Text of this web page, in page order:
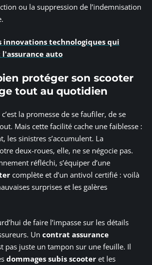
ou la suppression de l’indemnisation
innovations technologiques qui
auto
protéger son scooter
tout au quotidien
la promesse de se faufiler, de se
Mais cette facilité cache une faiblesse :
les sinistres s’accumulent. La
deux-roues, elle, ne se négocie pas.
réfléchi, s’équiper d’une
complète et d’un antivol certifié : voilà
surprises et les galères
de faire l’impasse sur les détails
Un contrat assurance
pas juste un tampon sur une feuille. Il
dommages subis scooter et les